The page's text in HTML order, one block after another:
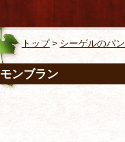
トップ> シーゲルのパン
モンブラン